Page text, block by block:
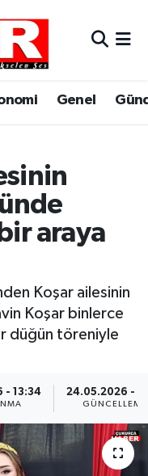
Genel
araya
Koşar ailesinin
Koşar binlerce
düğün töreniyle
- 13:34 24.05.2026 -
GÜNCELLEME